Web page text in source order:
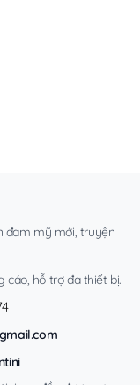
động
đam mỹ mới, truyện
hỗ trợ đa thiết bị.